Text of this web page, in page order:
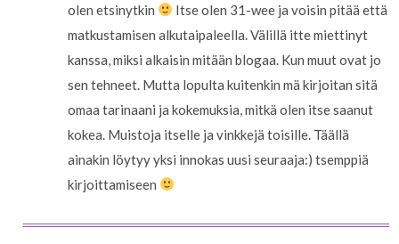
olen etsinytkin
Itse olen 31-wee ja voisin pitää että
matkustamisen alkutaipaleella. Välillä itte miettinyt
kanssa, miksi alkaisin mitään blogaa. Kun muut ovat jo
sen tehneet. Mutta lopulta kuitenkin mä kirjoitan sitä
omaa tarinaani ja kokemuksia, mitkä olen itse saanut
kokea. Muistoja itselle ja vinkkejä toisille. Täällä
ainakin löytyy yksi innokas uusi seuraaja:) tsemppiä
kirjoittamiseen